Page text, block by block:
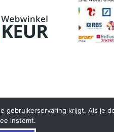
krijgt. Als je
instemt.